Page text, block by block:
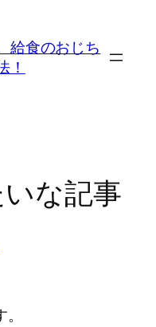
給食のおじち
！
な記事